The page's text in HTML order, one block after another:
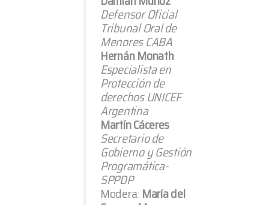
Defensor Oficial
Tribunal Oral de
Menores CABA
Hernán Monath
Especialista en
Protección de
derechos UNICEF
Argentina
Martín Cáceres
Secretario de
Gobierno y Gestión
Programática-
SPPDP
Modera: María del